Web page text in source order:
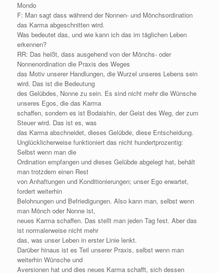
Mondo
F: Man sagt dass während der Nonnen- und Mönchsordination
das Karma abgeschnitten wird.
Was bedeutet das, und wie kann ich das im täglichen Leben
erkennen?
RR: Das heißt, dass ausgehend von der Mönchs- oder
Nonnenordination die Praxis des Weges
das Motiv unserer Handlungen, die Wurzel unseres Lebens sein
wird. Das ist die Bedeutung
des Gelübdes, Nonne zu sein. Es sind nicht mehr die Wünsche
unseres Egos, die das Karma
schaffen, sondern es ist Bodaishin, der Geist des Weg, der zum
Steuer wird. Das ist es, was
das Karma abschneidet, dieses Gelübde, diese Entscheidung.
Unglücklicherweise funktioniert das nicht hundertprozentig:
Selbst wenn man die
Ordination empfangen und dieses Gelübde abgelegt hat, behält
man trotzdem einen Rest
von Anhaftungen und Konditionierungen; unser Ego erwartet,
fordert weiterhin
Belohnungen und Befriedigungen. Also kann man, selbst wenn
man Mönch oder Nonne ist,
neues Karma schaffen. Das stellt man jeden Tag fest. Aber das
ist normalerweise nicht mehr
das, was unser Leben in erster Linie lenkt.
Darüber hinaus ist es Teil unserer Praxis, selbst wenn man
weiterhin Wünsche und
Aversionen hat und dies neues Karma schafft, sich dessen